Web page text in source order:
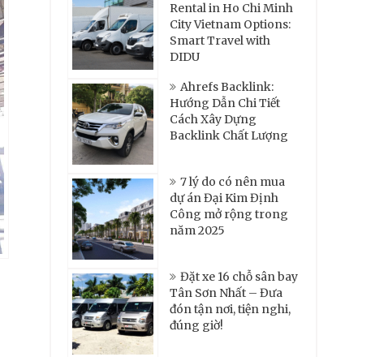
Rental in Ho Chi Minh
City Vietnam Options:
Smart Travel with
DIDU
Ahrefs Backlink:
Hướng Dẫn Chi Tiết
Cách Xây Dựng
Backlink Chất Lượng
7 lý do có nên mua
dự án Đại Kim Định
Công mở rộng trong
năm 2025
Đặt xe 16 chỗ sân bay
Tân Sơn Nhất – Đưa
đón tận nơi, tiện nghi,
đúng giờ!